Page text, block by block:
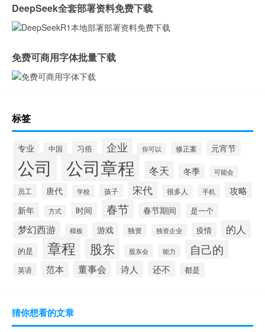
DeepSeek全套部署资料免费下载
免费可商用字体批量下载
标签
专业 中国 习俗 企业 你可以 修正案 元宵节
公司 公司章程 冬天 冬季 可能会
员工 唐代 学校 孩子 宋代 很多人 手机 攻略
新年 方式 时间 春节 春节期间 是一个
梦幻西游 模板 游戏 独资 独资企业 疫情 的人
的是 章程 股东 股东会 能力 自己的
英语 范本 董事会 诗人 还不 都是
猜你想看的文章